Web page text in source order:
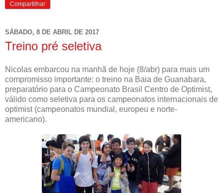
Compartilhar
SÁBADO, 8 DE ABRIL DE 2017
Treino pré seletiva
Nicolas embarcou na manhã de hoje (8/abr) para mais um
compromisso importante: o treino na Baia de Guanabara,
preparatório para o Campeonato Brasil Centro de Optimist,
válido como seletiva para os campeonatos internacionais de
optimist (campeonatos mundial, europeu e norte-
americano).